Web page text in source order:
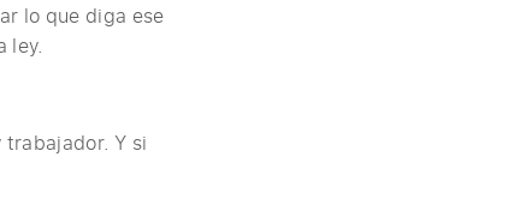
lo que diga ese
ley.
Y si